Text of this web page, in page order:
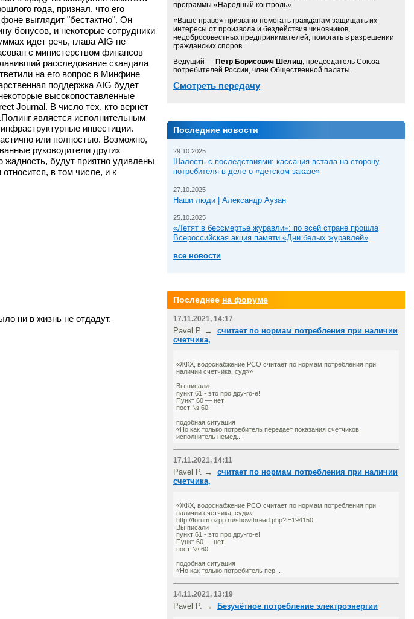
года, признал, что его
выглядит "бестактно". Он
бонусов, и некоторые сотрудники
идет речь, глава AIG не
с министерством финансов
расследование скандала
на его вопрос в Минфине
поддержка AIG будет
высокопоставленные
Journal. В число тех, кто вернет
является исполнительным
инвестиции.
или полностью. Возможно,
руководители других
жадность, будут приятно удивлены
в том числе, и к
ни в жизнь не отдадут.
программы «Народный контроль».
«Ваше право» призвано помогать гражданам защищать их
интересы от произвола и бездействия чиновников,
недобросовестных предпринимателей, помогать в разрешении
гражданских споров.
Ведущий — Петр Борисович Шелищ, председатель Союза
потребителей России, член Общественной палаты.
Смотреть передачу
Последние новости
29.10.2025
Шалость с последствиями: кассация встала на сторону
потребителя в деле о «детском заказе»
27.10.2025
Наши люди | Александр Аузан
25.10.2025
«Летят в бессмертье журавли»: по всей стране прошла
Всероссийская акция памяти «Дни белых журавлей»
все новости
Последнее на форуме
17.11.2021, 14:17
Pavel P. → считает по нормам потребления при наличии
счетчика,
«ЖКХ, водоснабжение РСО считает по нормам потребления при
наличии счетчика, суд»»
Вы писали
пункт 61 - это про дру-го-е!
Пункт 60 — нет!
пост № 60
подобная ситуация
«Но как только потребитель передает показания счетчиков,
исполнитель немед...
17.11.2021, 14:11
Pavel P. → считает по нормам потребления при наличии
счетчика,
«ЖКХ, водоснабжение РСО считает по нормам потребления при
наличии счетчика, суд»»
http://forum.ozpp.ru/showthread.php?t=194150
Вы писали
пункт 61 - это про дру-го-е!
Пункт 60 — нет!
пост № 60
подобная ситуация
«Но как только потребитель пер...
14.11.2021, 13:19
Pavel P. → Безучётное потребление электроэнергии